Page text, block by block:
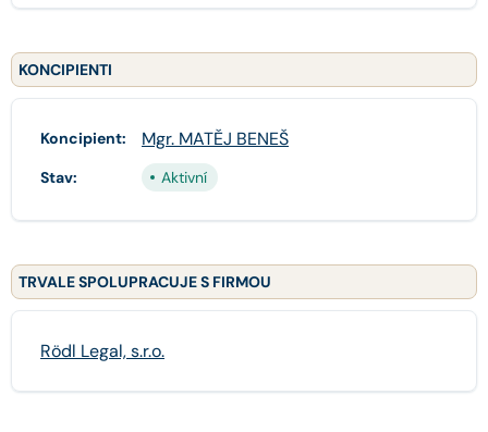
KONCIPIENTI
Koncipient: Mgr. MATĚJ BENEŠ
Stav: Aktivní
TRVALE SPOLUPRACUJE S FIRMOU
Rödl Legal, s.r.o.